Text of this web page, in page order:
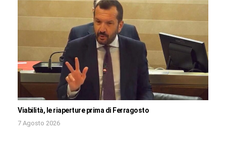
Viabilità, le riaperture prima di Ferragosto
7 Agosto 2026